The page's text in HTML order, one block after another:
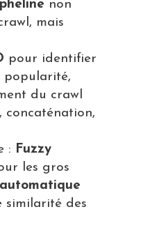
non
mais
pour identifier
popularité,
du crawl
: Fuzzy
les gros
similarité des